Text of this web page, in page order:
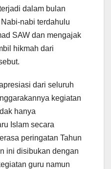
dalam bulan
nabi terdahulu
SAW dan mengajak
hikmah dari
dari seluruh
kegiatan
hanya
Islam secara
peringatan Tahun
ini disibukan dengan
guru namun